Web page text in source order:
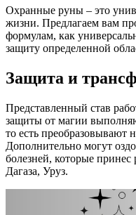
Охранные руны – это
жизни. Предлагаем вам
формулам, как
защиту определенной
Защита и
Представленный став
защиты от магии
то есть преобразовывают
Дополнительно могут
болезней, которые
Дагаза, Уруз.